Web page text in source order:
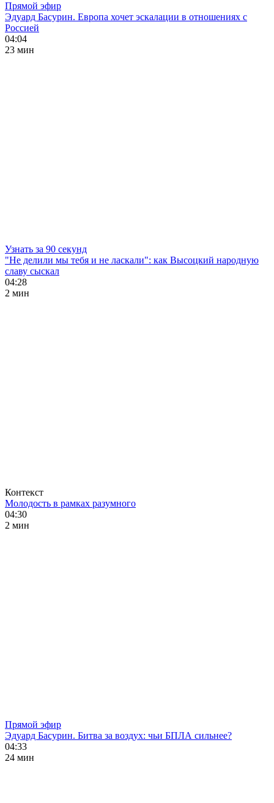
Прямой эфир
Эдуард Басурин. Европа хочет эскалации в отношениях с
Россией
04:04
23 мин
Узнать за 90 секунд
"Не делили мы тебя и не ласкали": как Высоцкий народную
славу сыскал
04:28
2 мин
Контекст
Молодость в рамках разумного
04:30
2 мин
Прямой эфир
Эдуард Басурин. Битва за воздух: чьи БПЛА сильнее?
04:33
24 мин